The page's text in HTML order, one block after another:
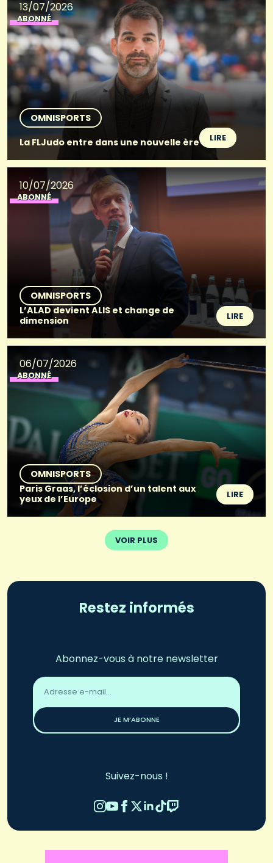
13/07/2026
ABONNÉ
OMNISPORTS
La FLJudo entre dans une nouvelle ère
LIRE
10/07/2026
ABONNÉ
OMNISPORTS
L’ALAD devient ALIS et change de
dimension
LIRE
06/07/2026
ABONNÉ
OMNISPORTS
Paris Graas, l’éclosion d’un talent aux
yeux de l’Europe
LIRE
VOIR PLUS
Restez informés
Abonnez-vous à notre newsletter
Adresse
email
JE M’ABONNE
Suivez-nous !